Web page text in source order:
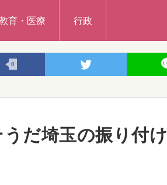
育・医療 行政
0
うだ埼玉の振り付け